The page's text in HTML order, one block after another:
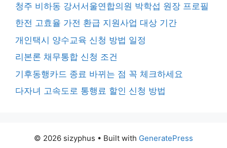
청주 비하동 강서서울연합의원 박학섭 원장 프로필
한전 고효율 가전 환급 지원사업 대상 기간
개인택시 양수교육 신청 방법 일정
리본론 채무통합 신청 조건
기후동행카드 종료 바뀌는 점 꼭 체크하세요
다자녀 고속도로 통행료 할인 신청 방법
© 2026 sizyphus • Built with GeneratePress